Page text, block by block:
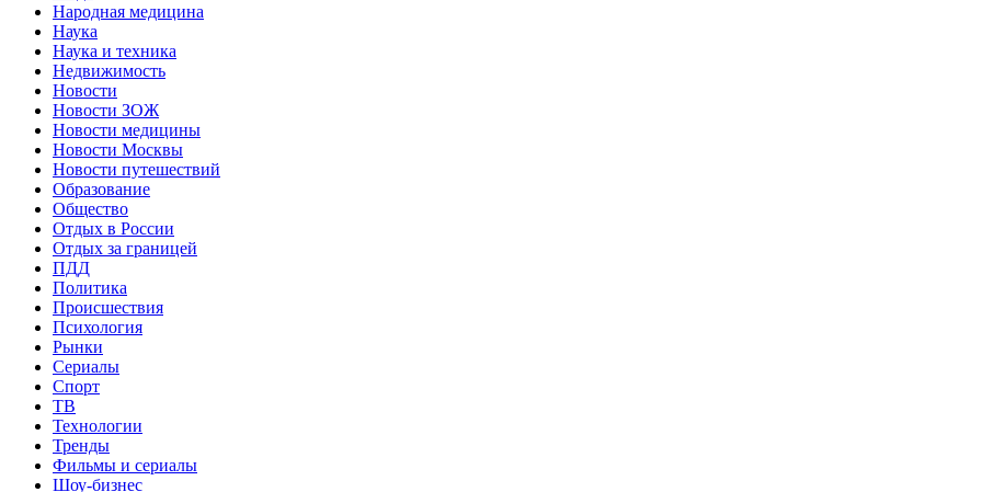
Народная медицина
Наука
Наука и техника
Недвижимость
Новости
Новости ЗОЖ
Новости медицины
Новости Москвы
Новости путешествий
Образование
Общество
Отдых в России
Отдых за границей
ПДД
Политика
Происшествия
Психология
Рынки
Сериалы
Спорт
ТВ
Технологии
Тренды
Фильмы и сериалы
Шоу-бизнес